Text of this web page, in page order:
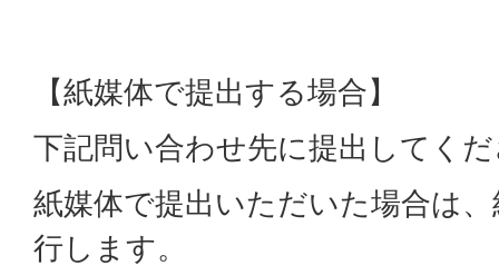
【紙媒体で提出する場合】
下記問い合わせ先に提出してく
紙媒体で提出いただいた場合は
行します。